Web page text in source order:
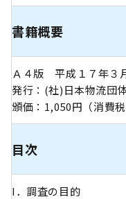
書籍概要
Ａ４版 平成１７年３
発行：(社)日本物流団
頒価：1,050円（消費
目次
I．調査の目的